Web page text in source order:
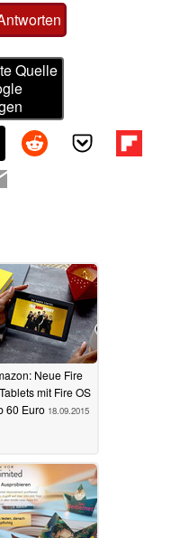
Quelle
Neue Fire
mit Fire OS
60 Euro 18.09.2015